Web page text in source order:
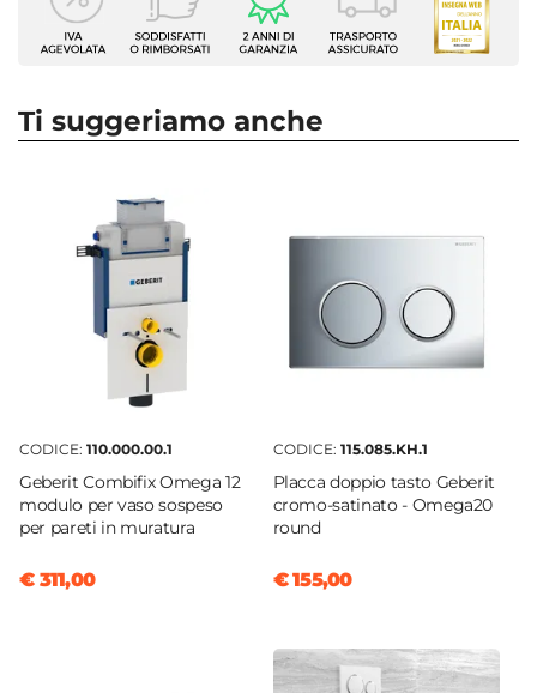
Tipologia
Placca di comando
Serie
Rettangolare
Doppio pulsante
Installazione
Orizzontale
Cassette Compatibili
21,2 cm
Altezza
Spessore
Ti suggeriamo anche
CODICE: 110.000.00.1
Geberit Combifix Omega 12
modulo per vaso sospeso
per pareti in muratura
€ 311,00
CODICE: 115.085.KH.1
Placca doppio tasto Geberit
cromo-satinato - Omega20
round
€ 155,00